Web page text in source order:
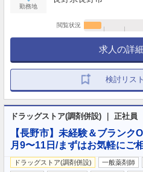
勤務地
閲覧状況
求人の詳
検討リス
ドラッグストア(調剤併設) ｜ 正社員
【長野市】未経験＆ブラン
月9〜11日/まずはお気軽にご
ドラッグストア(調剤併設) 一般薬剤師